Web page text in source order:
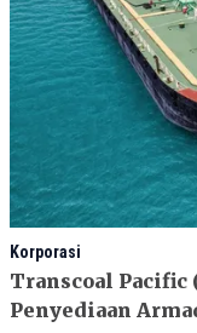
Korporasi
Transcoal Pacific
Penyediaan